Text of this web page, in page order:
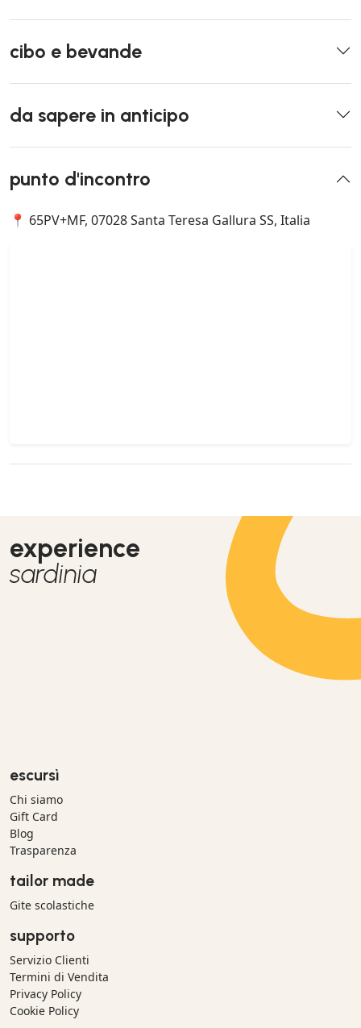
cibo e bevande
da sapere in anticipo
punto d'incontro
📍 65PV+MF, 07028 Santa Teresa Gallura SS, Italia
experience
sardinia
escursì
Chi siamo
Gift Card
Blog
Trasparenza
tailor made
Gite scolastiche
supporto
Servizio Clienti
Termini di Vendita
Privacy Policy
Cookie Policy